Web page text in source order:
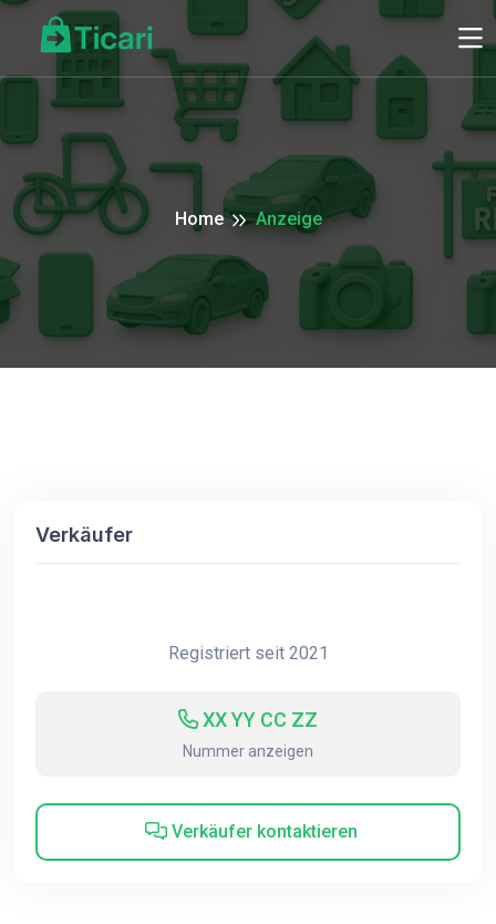
Home Anzeige
Verkäufer
Registriert seit 2021
XX YY CC ZZ
Nummer anzeigen
Verkäufer kontaktieren